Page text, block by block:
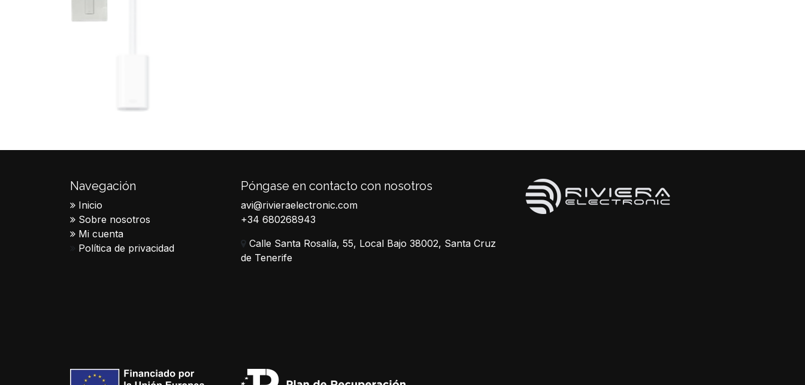
Navegación
Inicio
Sobre nosotros
Mi cuenta
Política de privacidad
Póngase en contacto con nosotros
avi@rivieraelectronic.com
+34 680268943
Calle Santa Rosalía, 55, Local Bajo 38002, Santa Cruz
de Tenerife